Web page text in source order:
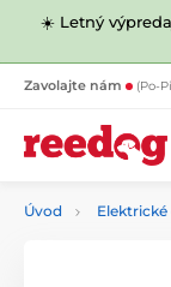
☀️ Letný
Zavolajte nám (Po-
Úvod